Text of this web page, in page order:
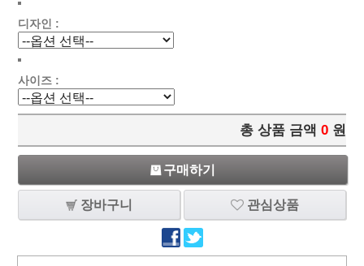
디자인 :
사이즈 :
총 상품 금액 0 원
구매하기
장바구니 관심상품